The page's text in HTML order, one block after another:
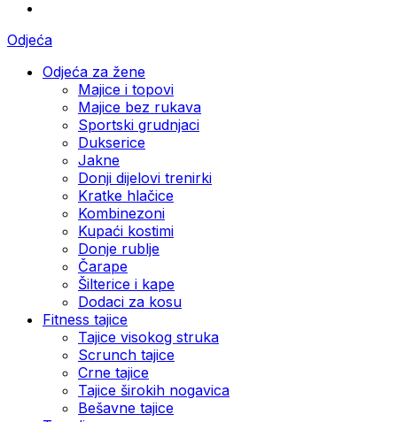
Odjeća
Odjeća za žene
Majice i topovi
Majice bez rukava
Sportski grudnjaci
Dukserice
Jakne
Donji dijelovi trenirki
Kratke hlačice
Kombinezoni
Kupaći kostimi
Donje rublje
Čarape
Šilterice i kape
Dodaci za kosu
Fitness tajice
Tajice visokog struka
Scrunch tajice
Crne tajice
Tajice širokih nogavica
Bešavne tajice